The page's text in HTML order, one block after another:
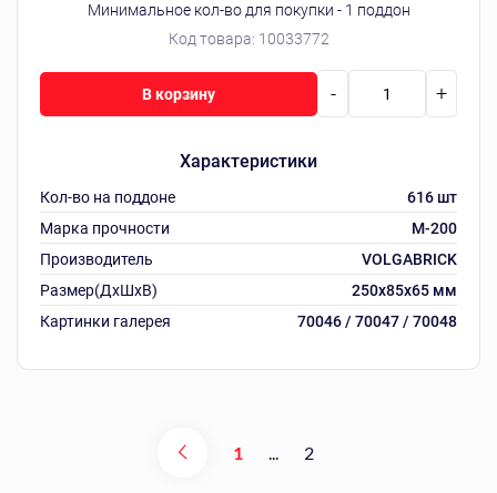
Код товара: 10033772
Минимальное кол-во для покупки - 1 поддон
Характеристики
Кол-во на поддоне
616 шт
Марка прочности
М-200
Производитель
VOLGABRICK
Размер(ДхШхВ)
250х85х65 мм
Картинки галерея
70046 / 70047 / 70048
- +
В корзину
1 2